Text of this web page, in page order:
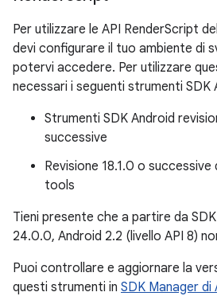
Per utilizzare le API RenderScript
devi configurare il tuo ambiente di
potervi accedere. Per utilizzare
necessari i seguenti strumenti SDK
Strumenti SDK Android
successive
Revisione 18.1.0 o successive
tools
Tieni presente che a partire da
24.0.0, Android 2.2 (livello API 8)
Puoi controllare e aggiornare la
questi strumenti in SDK Manager di